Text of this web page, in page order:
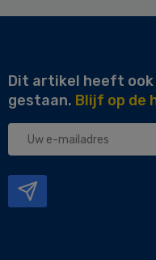
Dit artikel heeft
gestaan. Blijf op de
Uw